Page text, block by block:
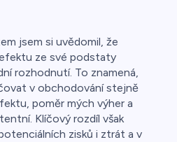
jsem si uvědomil, že
ze své podstaty
rozhodnutí. To znamená,
v obchodování stejně
poměr mých výher a
Klíčový rozdíl však
zisků i ztrát a v